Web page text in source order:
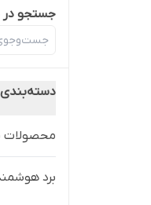
جستجو در
دسته‌بندی
محصولات
برد